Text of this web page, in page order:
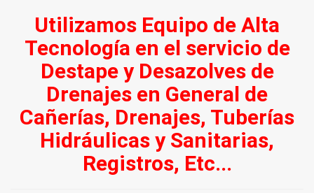
Utilizamos Equipo de Alta
Tecnología en el servicio de
Destape y Desazolves de
Drenajes en General de
Cañerías, Drenajes, Tuberías
Hidráulicas y Sanitarias,
Registros, Etc...